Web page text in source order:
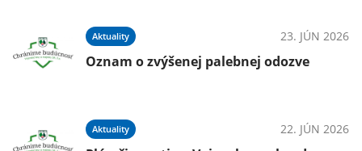
Aktuality 23. JÚN 2026
Oznam o zvýšenej palebnej odozve
Aktuality 22. JÚN 2026